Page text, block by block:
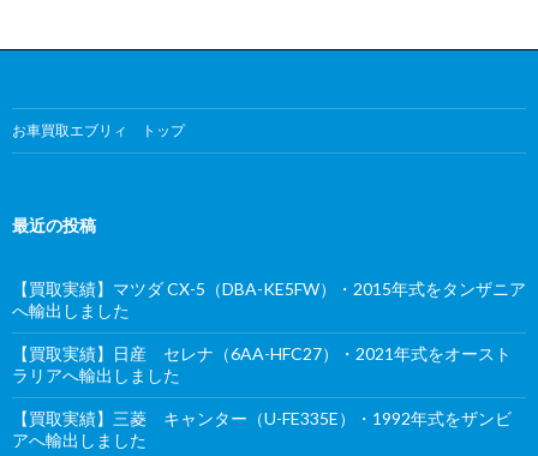
お車買取エブリィ トップ
最近の投稿
【買取実績】マツダ CX-5（DBA-KE5FW）・2015年式をタンザニア
へ輸出しました
【買取実績】日産 セレナ（6AA-HFC27）・2021年式をオースト
ラリアへ輸出しました
【買取実績】三菱 キャンター（U-FE335E）・1992年式をザンビ
アへ輸出しました